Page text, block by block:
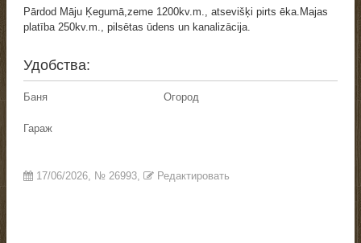
Pārdod Māju Ķegumā,zeme 1200kv.m., atsevišķi pirts ēka.Majas
platība 250kv.m., pilsētas ūdens un kanalizācija.
Удобства:
Баня Огород
Гараж
17/06/2026, № 26993, Редактировать